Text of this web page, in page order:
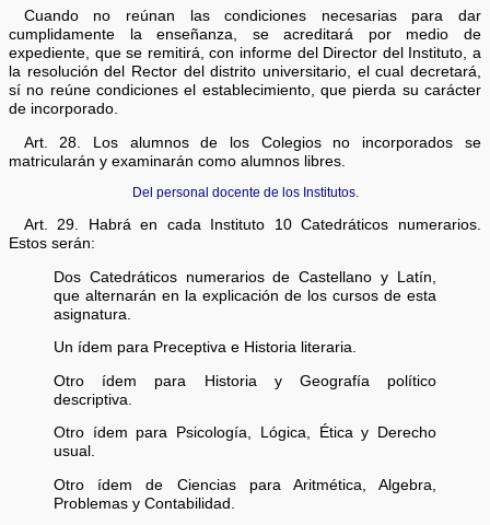
Cuando no reúnan las condiciones necesarias para dar
cumplidamente la enseñanza, se acreditará por medio de
expediente, que se remitirá, con informe del Director del Instituto, a
la resolución del Rector del distrito universitario, el cual decretará,
sí no reúne condiciones el establecimiento, que pierda su carácter
de incorporado.
Art. 28. Los alumnos de los Colegios no incorporados se
matricularán y examinarán como alumnos libres.
Del personal docente de los Institutos.
Art. 29. Habrá en cada Instituto 10 Catedráticos numerarios.
Estos serán:
Dos Catedráticos numerarios de Castellano y Latín,
que alternarán en la explicación de los cursos de esta
asignatura.
Un ídem para Preceptiva e Historia literaria.
Otro ídem para Historia y Geografía político
descriptiva.
Otro ídem para Psicología, Lógica, Ética y Derecho
usual.
Otro ídem de Ciencias para Aritmética, Algebra,
Problemas y Contabilidad.